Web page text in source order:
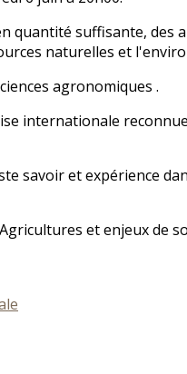
suffisante, des
naturelles et
agronomiques .
internationale
savoir et expérience
et enjeux de